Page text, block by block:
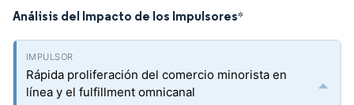
Análisis del Impacto de los Impulsores*
Rápida proliferación del comercio minorista en
línea y el fulfillment omnicanal